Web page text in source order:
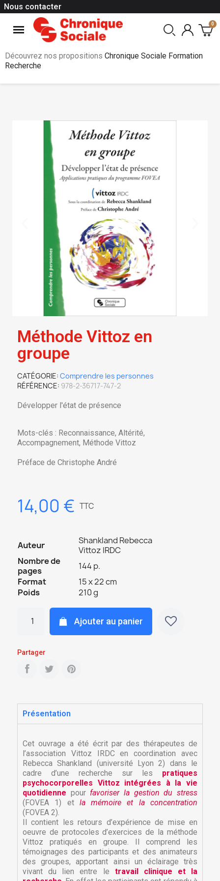
Nous contacter
Découvrez nos propositions Chronique Sociale Formation
Recherche
Méthode Vittoz en
groupe
CATÉGORIE Comprendre les personnes
RÉFÉRENCE 978-2-36717-747-2
Développer l'état de présence
Mots-clés : Reconnaissance, Altérité,
Accompagnement, Méthode Vittoz
Préface de Christophe André
14,00 € TTC
Auteur
Shankland Rebecca
Vittoz IRDC
Nombre de
pages
144 p.
Format
15 x 22 cm
Poids
210 g
Ajouter au panier
Partager
Présentation
Cet ouvrage a été écrit par des thérapeutes de
l’association Vittoz IRDC en coordination avec
Rebecca Shankland (université Lyon 2) dans le
cadre d’une recherche sur les pratiques
psychocorporelles Vittoz intégrées à la vie
quotidienne pour favoriser la gestion du stress
(FOVEA 1) et la mémoire et la concentration
(FOVEA 2).
Il contient les retours d’expérience de mise en
oeuvre de protocoles d’exercices de la méthode
Vittoz pratiqués en groupe. Il comprend les
témoignages des participants et des animateurs
des groupes, apportant ainsi un éclairage très
vivant du lien entre le travail clinique et la